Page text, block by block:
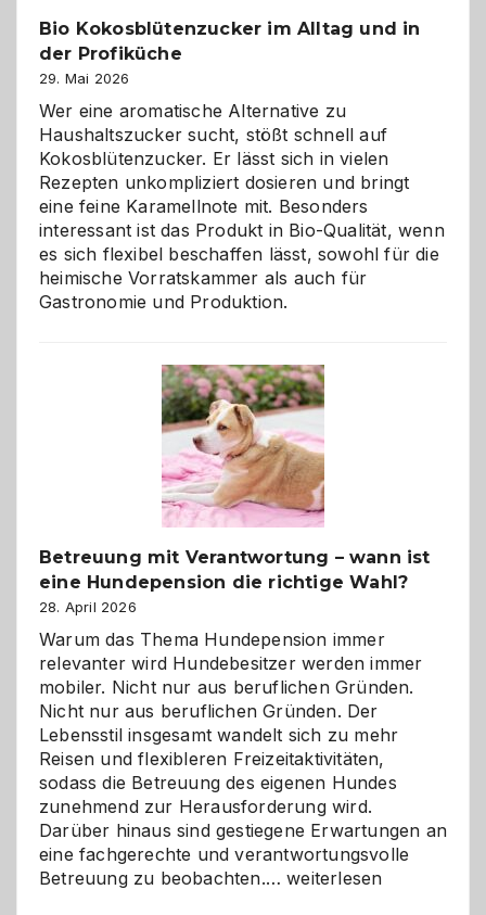
eigenen
Bio Kokosblütenzucker im Alltag und in
der Profiküche
29. Mai 2026
Wer eine aromatische Alternative zu
Haushaltszucker sucht, stößt schnell auf
Kokosblütenzucker. Er lässt sich in vielen
Rezepten unkompliziert dosieren und bringt
eine feine Karamellnote mit. Besonders
interessant ist das Produkt in Bio-Qualität, wenn
es sich flexibel beschaffen lässt, sowohl für die
heimische Vorratskammer als auch für
Gastronomie und Produktion.
Betreuung mit Verantwortung – wann ist
eine Hundepension die richtige Wahl?
28. April 2026
Warum das Thema Hundepension immer
relevanter wird Hundebesitzer werden immer
mobiler. Nicht nur aus beruflichen Gründen.
Nicht nur aus beruflichen Gründen. Der
Lebensstil insgesamt wandelt sich zu mehr
Reisen und flexibleren Freizeitaktivitäten,
sodass die Betreuung des eigenen Hundes
zunehmend zur Herausforderung wird.
Darüber hinaus sind gestiegene Erwartungen an
eine fachgerechte und verantwortungsvolle
Betreuung zu beobachten.…Betreuung
weiterlesen